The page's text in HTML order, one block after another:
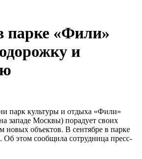
парке «Фили»
и
парк культуры и отдыха «Фили»
западе Москвы) порадует своих
новых объектов. В сентябре в парке
Об этом сообщила сотрудница пресс-